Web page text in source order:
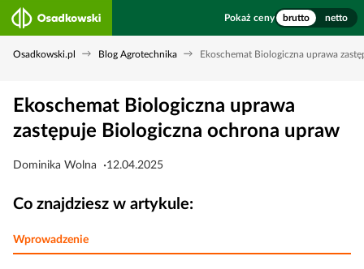
Pokaż ceny brutto netto
Osadkowski.pl Blog Agrotechnika Ekoschemat Biologiczna uprawa
Ekoschemat Biologiczna uprawa
zastępuje Biologiczna ochrona upraw
Dominika Wolna 12.04.2025
Co znajdziesz w artykule:
Wprowadzenie